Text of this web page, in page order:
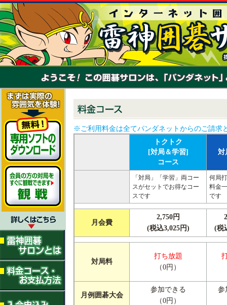
※ご利用料金は全てパンダネットからのご請求
トクトク
[対局＆学習]
コース
対
「対局」「学習」両コー
スがセットでお得なコー
スです
何局
料金
です
月会費
2,750円
(税込3,025円)
(税
対局料
打ち放題
（0円）
月例囲碁大会
参加できる
（0円）
参